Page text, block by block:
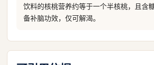
饮料的核桃营养约等于一个半核桃，且含
备补脑功效，仅可解渴。